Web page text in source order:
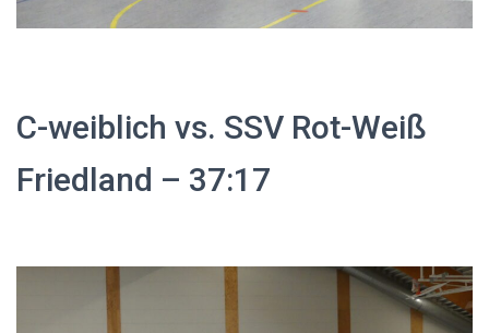
C-weiblich vs. SSV Rot-Weiß
Friedland – 37:17